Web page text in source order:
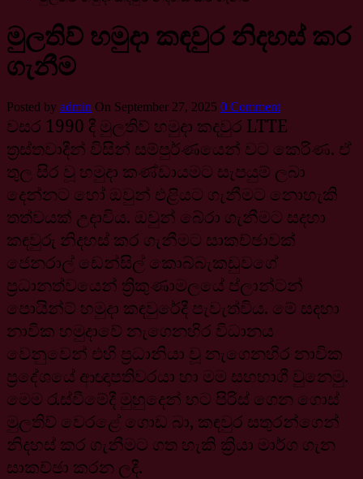
මුලතිව් හමුදා කඳවුර නිදහස් කර
ගැනීම
Posted by admin On September 27, 2025 0 Comment
වසර 1990 දී මුලතිව් හමුදා කදවුර LTTE
ත්‍රස්තවාදීන් විසින් සම්පුර්ණයෙන් වට කෙරිණ. ඒ
තුල සිර වූ හමුදා කණ්ඩායමට සැපයුම් ලබා
දෙන්නට හෝ ඔවුන් එළියට ගැනීමට නොහැකි
තත්වයක් උදාවිය. ඔවුන් බේරා ගැනීමට සදහා
කඳවුරු නිදහස් කර ගැනීමට සාකච්ඡාවක්
ජෙනරාල් ඩෙන්සිල් කොබ්බැකඩුවගේ
ප්‍රධානත්වයෙන් ත්‍රිකුණාමලයේ ප්ලාන්ටන්
පොයින්ට් හමුදා කඳවුරේදී පැවැත්විය. මේ සදහා
නාවික හමුදාවේ නැගෙනහිර විධානය
වෙනුවෙන් එහි ප්‍රධානියා වූ නැගෙනහිර නාවික
ප්‍රදේශයේ ආඥාපතිවරයා හා මම සහභාගී වුනෙමු.
මෙම රැස්වීමේදී මුහුදෙන් භට පිරිස් ගෙන ගොස්
මුලතිව් වෙරළේ ගොඩ බා, කඳවුර සතුරන්ගෙන්
නිදහස් කර ගැනීමට ගත හැකි ක්‍රියා මාර්ග ගැන
සාකච්ඡා කරන ලදී.